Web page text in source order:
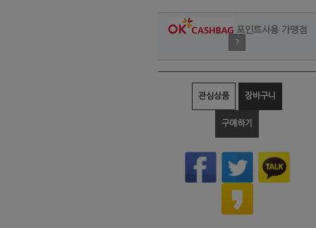
포인트사용 가맹점
?
관심상품 장바구니
구매하기